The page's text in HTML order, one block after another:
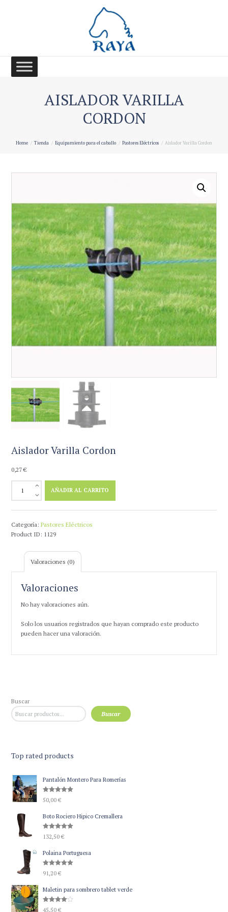
AISLADOR VARILLA
CORDON
Home Tienda Equipamiento para el caballo Pastores Eléctricos Aislador Varilla Cordon
Aislador Varilla Cordon
0,27€
Varilla
AÑADIR AL CARRITO
Categoría:Pastores Eléctricos
Product ID: 1129
Valoraciones (0)
Valoraciones
No hay valoraciones aún.
Solo los usuarios registrados que hayan comprado este producto
pueden hacer una valoración.
Buscar
Buscar
Top rated products
Pantalón Montero Para Romerías
Valorado
con5.00
50,00€
Boto Rociero Hipico Cremallera
Valorado
con5.00
132,50€
Polaina Portuguesa
Valorado
con5.00
91,20€
Maletin para sombrero tablet verde
Valorado
45,50€